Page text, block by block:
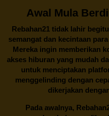
Awal Mula
Rebahan21 tidak lahir
semangat dan kecintaan
Mereka ingin memberikan
akses hiburan yang mudah
untuk menciptakan
menggelinding dengan
dikerjakan
Pada awalnya,